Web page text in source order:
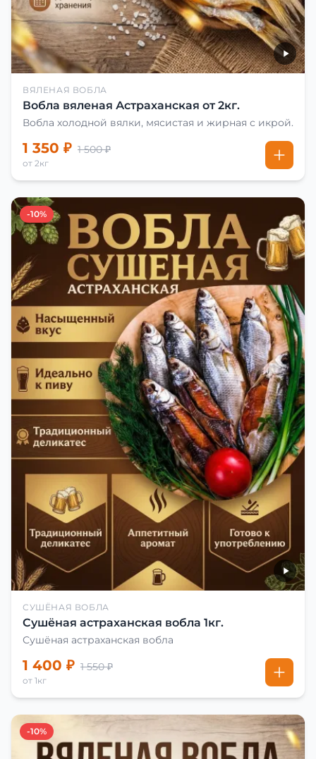
ВЯЛЕНАЯ ВОБЛА
Вобла вяленая Астраханская от 2кг.
Вобла холодной вялки, мясистая и жирная с икрой.
1 350 ₽ 1 500 ₽
от 2кг
-10%
СУШЁНАЯ ВОБЛА
Сушёная астраханская вобла 1кг.
Сушёная астраханская вобла
1 400 ₽ 1 550 ₽
от 1кг
-10%